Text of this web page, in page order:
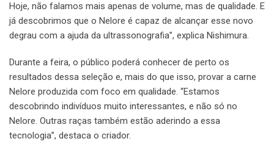
Hoje, não falamos mais apenas de volume, mas de qualidade. E
já descobrimos que o Nelore é capaz de alcançar esse novo
degrau com a ajuda da ultrassonografia”, explica Nishimura.
Durante a feira, o público poderá conhecer de perto os
resultados dessa seleção e, mais do que isso, provar a carne
Nelore produzida com foco em qualidade. “Estamos
descobrindo indivíduos muito interessantes, e não só no
Nelore. Outras raças também estão aderindo a essa
tecnologia”, destaca o criador.